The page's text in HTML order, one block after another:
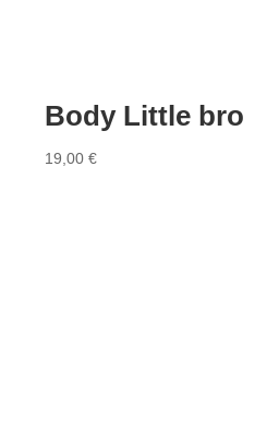
Body Little bro
19,00 €